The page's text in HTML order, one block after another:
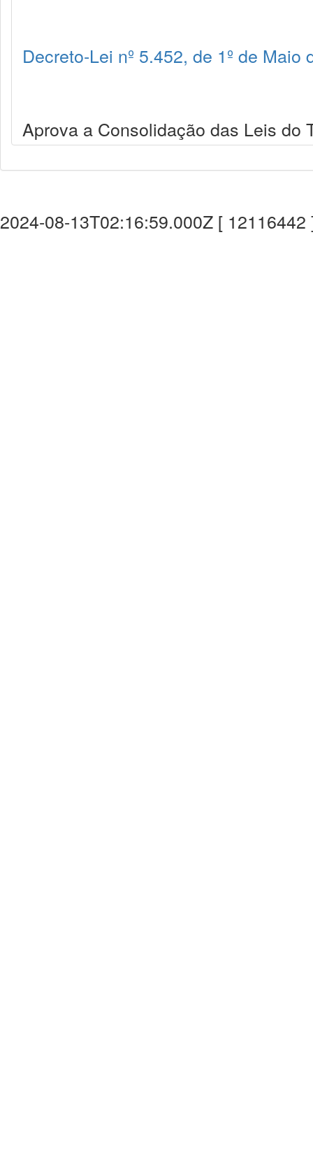
Decreto-Lei nº 5.452, de 1º de Maio
Aprova a Consolidação das Leis do
2024-08-13T02:16:59.000Z [ 12116442